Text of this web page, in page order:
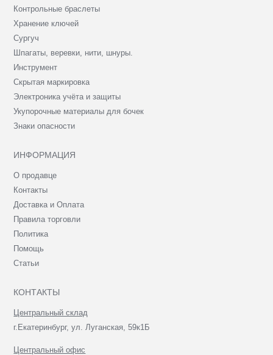
Контрольные браслеты
Хранение ключей
Сургуч
Шпагаты, веревки, нити, шнуры.
Инструмент
Скрытая маркировка
Электроника учёта и защиты
Укупорочные материалы для бочек
Знаки опасности
ИНФОРМАЦИЯ
О продавце
Контакты
Доставка и Оплата
Правила торговли
Политика
Помощь
Статьи
КОНТАКТЫ
Центральный склад
г.Екатеринбург, ул. Луганская, 59к1Б
Центральный офис